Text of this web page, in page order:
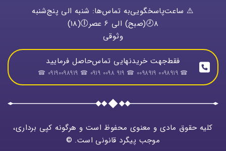
⚠️ ساعت‌پاسخگویی‌به تماس‌ها: شنبه الی پنج‌شنبه
8🕗(صبح) الی 6 عصر🕕(18)
وثوقی
فقط‌جهت خریدنهایی تماس‌حاصل فرمایید
☎ 0098919 0098919 ☎ 919 0098 0919 ☎ 09190098919 ☎
کلیه حقوق مادی و معنوی محفوظ است و هرگونه کپی برداری،
موجب پیگرد قانونی است. ©